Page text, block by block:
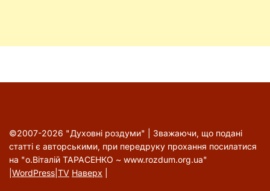
©2007-2026 "Духовні роздуми" | Зважаючи, що подані
статті є авторськими, при передруку прохання посилатися
на "о.Віталій ТАРАСЕНКО ~ www.rozdum.org.ua"
WordPress TV Наверх